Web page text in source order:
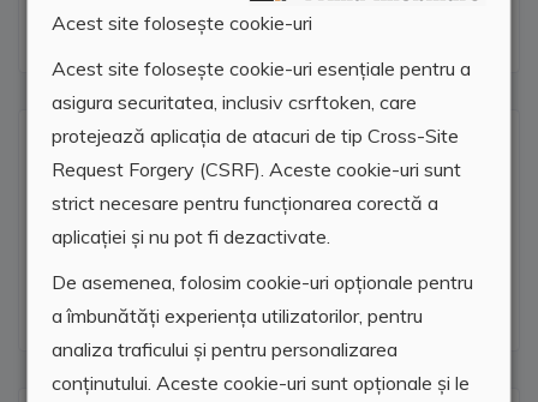
Acest site folosește cookie-uri
Acest site folosește cookie-uri esențiale pentru a
asigura securitatea, inclusiv csrftoken, care
protejează aplicația de atacuri de tip Cross-Site
Request Forgery (CSRF). Aceste cookie-uri sunt
strict necesare pentru funcționarea corectă a
aplicației și nu pot fi dezactivate.
De asemenea, folosim cookie-uri opționale pentru
a îmbunătăți experiența utilizatorilor, pentru
analiza traficului și pentru personalizarea
conținutului. Aceste cookie-uri sunt opționale și le
Facilitati
Termopan
Centrala termica